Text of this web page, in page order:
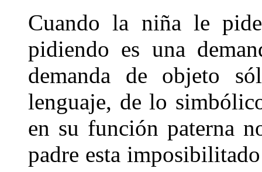
Cuando la niña le
pidiendo es una
demanda de objeto
lenguaje, de lo
en su función paterna
padre esta